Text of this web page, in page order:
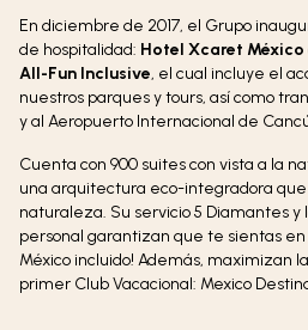
En diciembre de 2017, el Grupo
de hospitalidad: Hotel Xcaret México
All-Fun Inclusive, el cual incluye el
nuestros parques y tours, así como
y al Aeropuerto Internacional de
Cuenta con 900 suites con vista a la
una arquitectura eco-integradora
naturaleza. Su servicio 5 Diamantes y
personal garantizan que te sientas en
México incluido! Además, maximizan
primer Club Vacacional: Mexico